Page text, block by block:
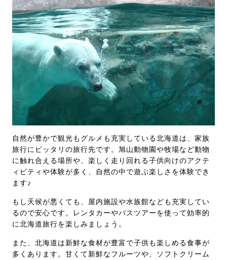
自然が豊かで観光もグルメも充実している北海道は、家族
旅行にピッタリの旅行先です。旭山動物園や牧場など動物
に触れ合える場所や、楽しく走り回れる子供向けのアクテ
ィビティや体験が多く、自然の中で遊ぶ楽しさを体験でき
ます♪
もし天候が悪くても、屋内施設や水族館なども充実してい
るので安心です。レンタカーやバスツアーを使って効率的
に北海道旅行を楽しみましょう。
また、北海道は新鮮な食材が豊富で子供も楽しめる食事が
多くあります。甘くて新鮮なフルーツや、ソフトクリーム